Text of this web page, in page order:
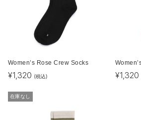
Women’s Rose Crew Socks
¥1,320 (税込) ¥1,320
在庫なし